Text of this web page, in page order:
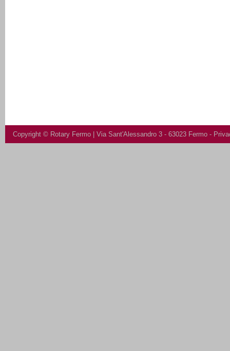
Copyright © Rotary Fermo | Via Sant'Alessandro 3 - 63023 Fermo -